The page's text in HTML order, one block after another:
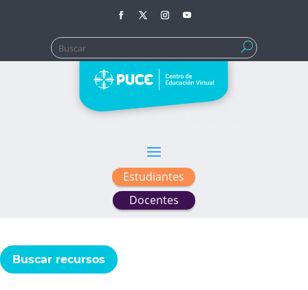
Buscar:
Estudiantes
Docentes
Buscar recursos